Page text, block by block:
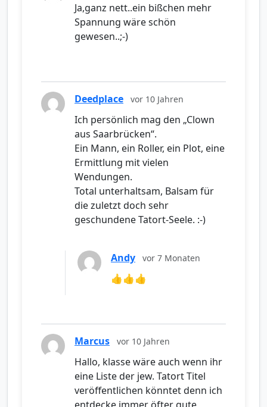
Ja,ganz nett..ein bißchen mehr
Spannung wäre schön
gewesen..;-)
Deedplace vor 10 Jahren
Ich persönlich mag den „Clown
aus Saarbrücken“.
Ein Mann, ein Roller, ein Plot, eine
Ermittlung mit vielen
Wendungen.
Total unterhaltsam, Balsam für
die zuletzt doch sehr
geschundene Tatort-Seele. :-)
Andy vor 7 Monaten
👍👍👍
Marcus vor 10 Jahren
Hallo, klasse wäre auch wenn ihr
eine Liste der jew. Tatort Titel
veröffentlichen könntet denn ich